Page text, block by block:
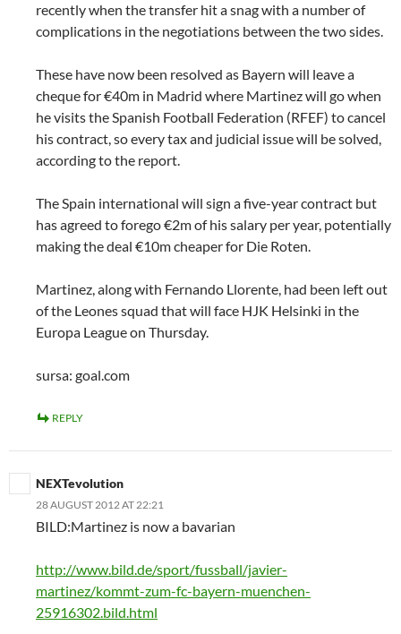
recently when the transfer hit a snag with a number of
complications in the negotiations between the two sides.
These have now been resolved as Bayern will leave a
cheque for €40m in Madrid where Martinez will go when
he visits the Spanish Football Federation (RFEF) to cancel
his contract, so every tax and judicial issue will be solved,
according to the report.
The Spain international will sign a five-year contract but
has agreed to forego €2m of his salary per year, potentially
making the deal €10m cheaper for Die Roten.
Martinez, along with Fernando Llorente, had been left out
of the Leones squad that will face HJK Helsinki in the
Europa League on Thursday.
sursa: goal.com
REPLY
NEXTevolution
28 AUGUST 2012 AT 22:21
BILD:Martinez is now a bavarian
http://www.bild.de/sport/fussball/javier-
martinez/kommt-zum-fc-bayern-muenchen-
25916302.bild.html